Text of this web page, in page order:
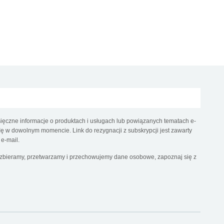
informacje o produktach i usługach lub powiązanych tematach e-
w dowolnym momencie. Link do rezygnacji z subskrypcji jest zawarty
mail.
przetwarzamy i przechowujemy dane osobowe, zapoznaj się z